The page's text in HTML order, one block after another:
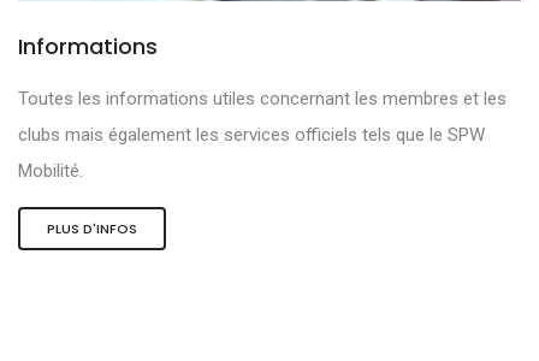
Informations
Toutes les informations utiles concernant les membres et les
clubs mais également les services officiels tels que le SPW
Mobilité.
PLUS D'INFOS